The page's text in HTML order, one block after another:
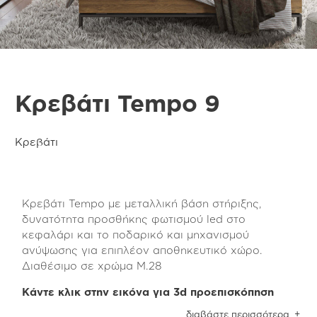
Κρεβάτι Tempo 9
Κρεβάτι
Κρεβάτι Tempo με μεταλλική βάση στήριξης,
δυνατότητα προσθήκης φωτισμού led στο
κεφαλάρι και το ποδαρικό και μηχανισμού
ανύψωσης για επιπλέον αποθηκευτικό χώρο.
Διαθέσιμο σε χρώμα Μ.28
Κάντε κλικ στην εικόνα για 3d προεπισκόπηση
Το κρεβάτι της Tempo collection είναιδιαβάστε περισσότερα